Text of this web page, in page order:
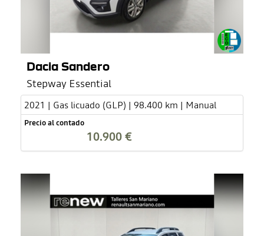
Dacia Sandero
Stepway Essential
2021 | Gas licuado (GLP) | 98.400 km | Manual
Precio al contado
10.900 €